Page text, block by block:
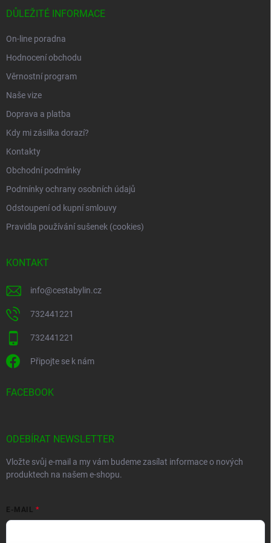
DŮLEŽITÉ INFORMACE
On-line poradna
Hodnocení obchodu
Věrnostní program
Naše vize
Doprava a platba
Kdy mi zásilka dorazí?
Kontakty
Obchodní podmínky
Podmínky ochrany osobních údajů
Odstoupení od kupní smlouvy
Pravidla používání sušenek (cookies)
KONTAKT
info@cestabylin.cz
732441221
732441221
Připojte se k nám
FACEBOOK
ODEBÍRAT NEWSLETTER
Vložte svůj e-mail a my vám budeme zasílat informace o nových
produktech na našem e-shopu.
E-MAIL